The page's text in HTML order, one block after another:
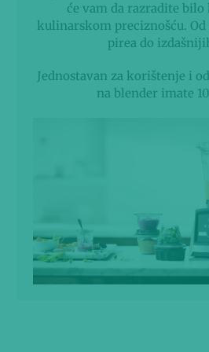
će vam da razradite
kulinarskom preciznošću.
pirea do
Jednostavan za korištenje i
na blender imate